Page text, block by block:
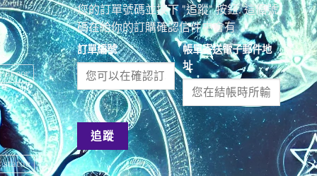
decor
statue
您的訂單號碼並按下 "追蹤" 按鈕. 這個號
碼在給你的訂購確認信件中會有
訂單編號
帳單寄送電子郵件地
址
追蹤